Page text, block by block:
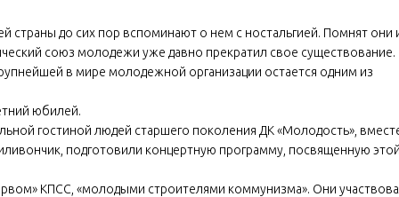
страны до сих пор вспоминают о нем с ностальгией. Помнят они
союз молодежи уже давно прекратил свое существование.
в мире молодежной организации остается одним из
юбилей.
гостиной людей старшего поколения ДК «Молодость»,
подготовили концертную программу, посвященную этой
КПСС, «молодыми строителями коммунизма». Они